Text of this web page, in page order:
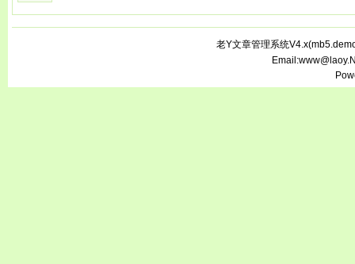
老Y文章管理系统V4.x(